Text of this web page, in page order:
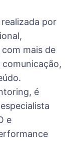
por
mais de
é
e